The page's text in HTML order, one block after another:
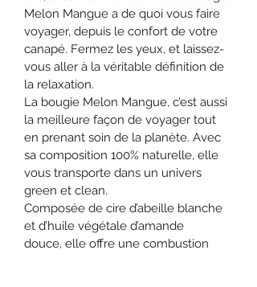
Melon Mangue a de quoi vous faire
voyager, depuis le confort de votre
canapé. Fermez les yeux, et laissez-
vous aller à la véritable définition de
la relaxation.
La bougie Melon Mangue, c’est aussi
la meilleure façon de voyager tout
en prenant soin de la planète. Avec
sa composition 100% naturelle, elle
vous transporte dans un univers
green et clean.
Composée de cire d’abeille blanche
et d’huile végétale d’amande
douce, elle offre une combustion